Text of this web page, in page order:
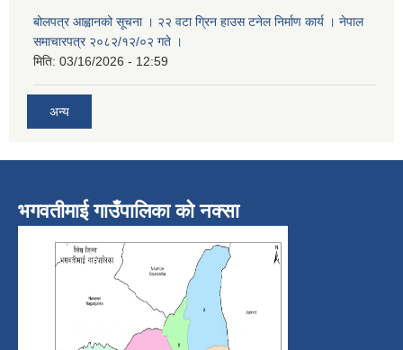
बोलपत्र आह्वानको सूचना । २२ वटा ग्रिन हाउस टनेल निर्माण कार्य । नेपाल
समाचारपत्र २०८२/१२/०२ गते ।
मिति: 03/16/2026 - 12:59
अन्य
भगवतीमाई गाउँपालिका को नक्सा